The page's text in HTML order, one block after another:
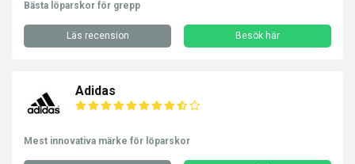
Bästa löparskor för grepp
Läs recension Besök här
Adidas
Mest innovativa märke för löparskor